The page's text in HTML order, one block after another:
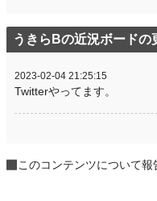
うきらBの近況ボードの
2023-02-04 21:25:15
Twitterやってます。
このコンテンツについて報